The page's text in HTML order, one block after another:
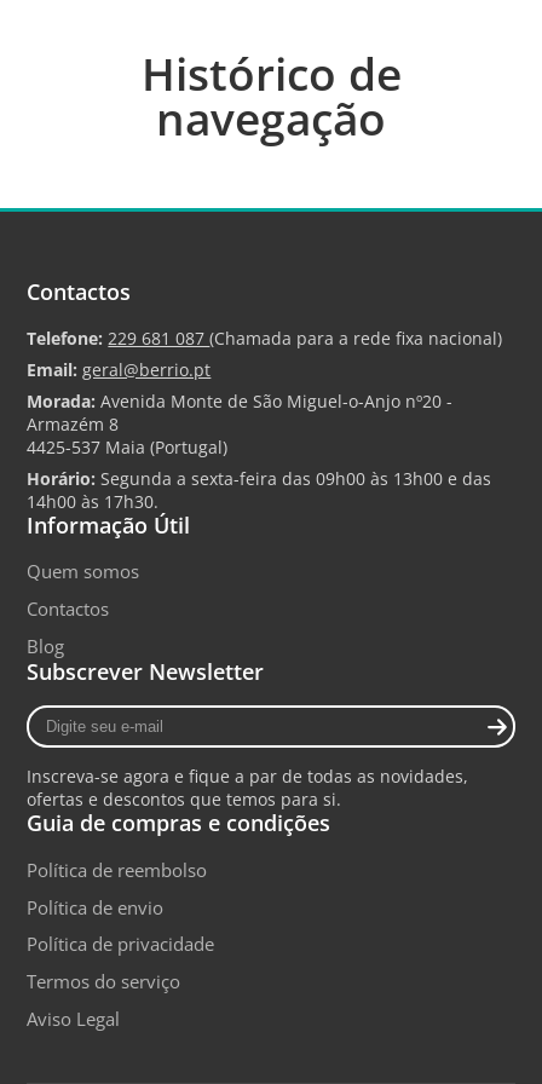
Histórico de
navegação
Contactos
Telefone: 229 681 087(Chamada para a rede fixa nacional)
Email: geral@berrio.pt
Morada:Avenida Monte de São Miguel-o-Anjo nº20 -
Armazém 8
4425-537 Maia (Portugal)
Horário:Segunda a sexta-feira das 09h00 às 13h00 e das
14h00 às 17h30.
Informação Útil
Quem somos
Contactos
Blog
Subscrever Newsletter
Digite
seu
mail
Inscreva-se agora e fique a par de todas as novidades,
ofertas e descontos que temos para si.
Guia de compras e condições
Política de reembolso
Política de envio
Política de privacidade
Termos do serviço
Aviso Legal